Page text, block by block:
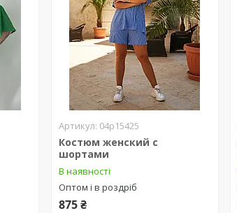
04р15425
Костюм женский с
шортами
В наявності
Оптом і в роздріб
875 ₴